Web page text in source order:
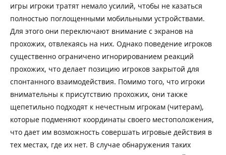
игры игроки тратят немало усилий, чтобы не казаться
полностью поглощенными мобильными устройствами.
Для этого они переключают внимание с экранов на
прохожих, отвлекаясь на них. Однако поведение игроков
существенно ограничено игнорированием реакций
прохожих, что делает позицию игроков закрытой для
спонтанного взаимодействия. Помимо того, что игроки
внимательны к присутствию прохожих, они также
щепетильно подходят к нечестным игрокам (читерам),
которые подменяют координаты своего местоположения,
что дает им возможность совершать игровые действия в
тех местах, где их нет. В случае обнаружения таких